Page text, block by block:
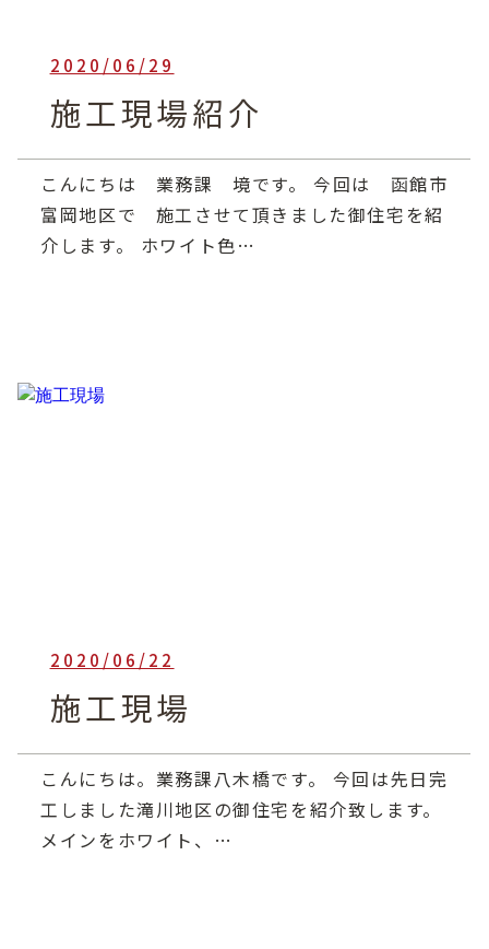
2020/06/29
施工現場紹介
こんにちは 業務課 境です。 今回は 函館市
富岡地区で 施工させて頂きました御住宅を紹
介します。 ホワイト色…
2020/06/22
施工現場
こんにちは。業務課八木橋です。 今回は先日完
工しました滝川地区の御住宅を紹介致します。
メインをホワイト、…